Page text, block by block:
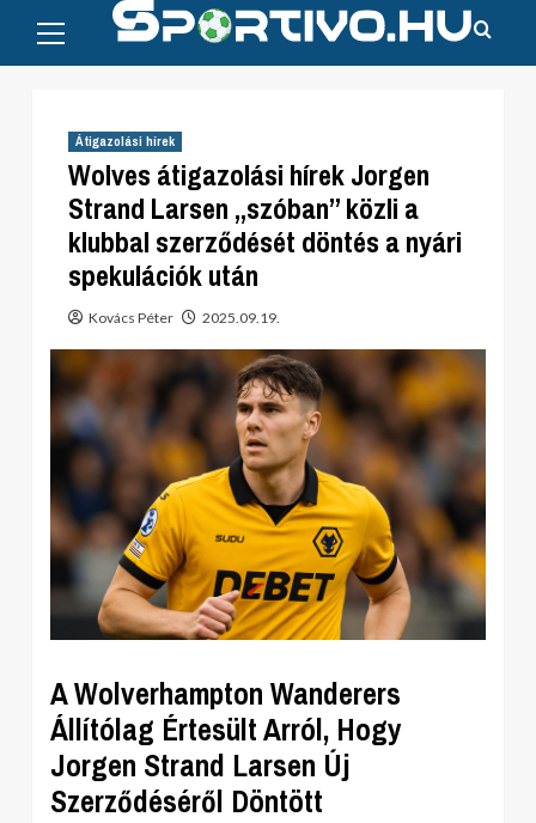
content
Menu
Átigazolási hírek
Wolves átigazolási hírek Jorgen
Strand Larsen „szóban” közli a
klubbal szerződését döntés a nyári
spekulációk után
Kovács Péter 2025.09.19.
A Wolverhampton Wanderers
Állítólag Értesült Arról, Hogy
Jorgen Strand Larsen Új
Szerződéséről Döntött